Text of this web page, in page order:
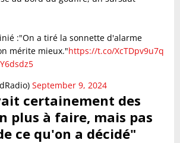
:"On a tiré la sonnette d'alarme
mérite mieux."https://t.co/XcTDpv9u7q
September 9, 2024
certainement des
plus à faire, mais pas
ce qu'on a décidé"